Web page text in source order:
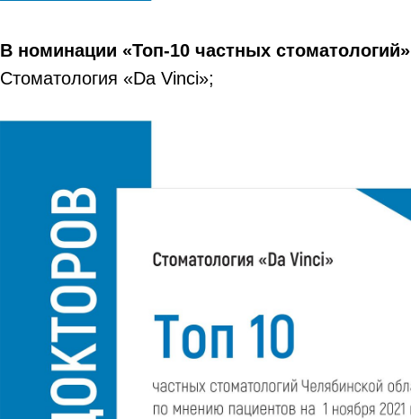
В номинации «Топ-10 частных стоматологий»
Стоматология «Da Vinci»;